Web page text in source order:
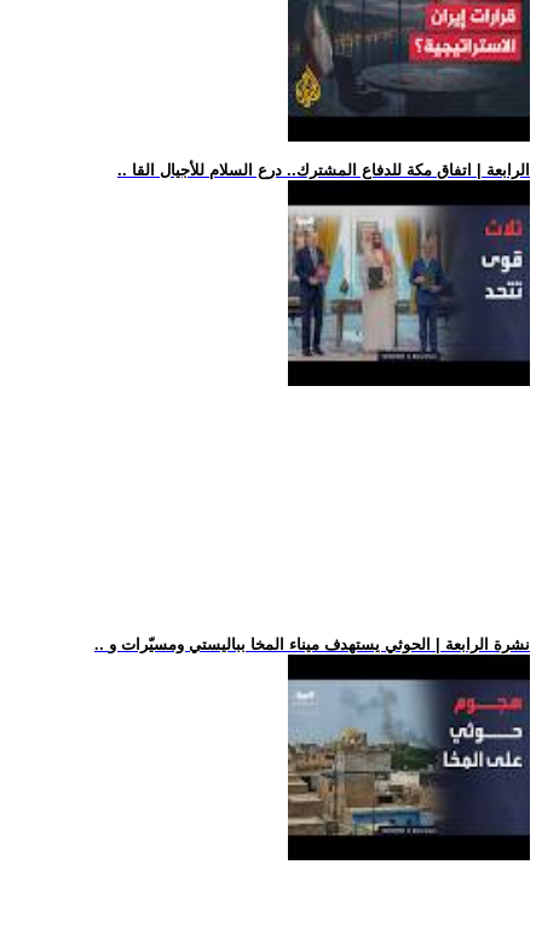
.. الرابعة | اتفاق مكة للدفاع المشترك.. درع السلام للأجيال القا
.. نشرة الرابعة | الحوثي يستهدف ميناء المخا بباليستي ومسيّرات و